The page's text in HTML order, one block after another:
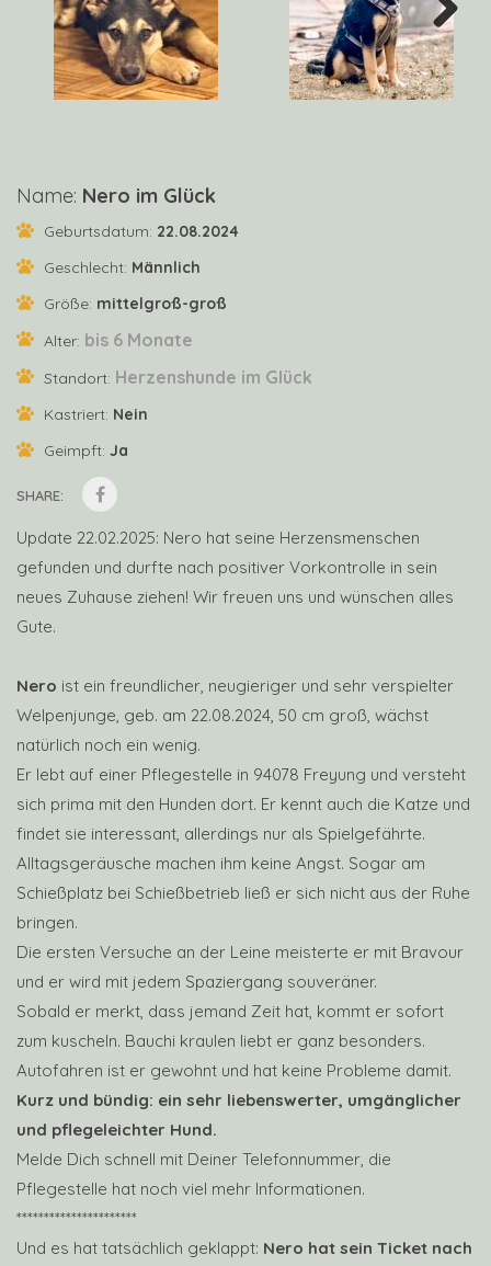
Next
Name: Nero im Glück
Geburtsdatum: 22.08.2024
Geschlecht: Männlich
Größe: mittelgroß-groß
Alter: bis 6 Monate
Standort: Herzenshunde im Glück
Kastriert: Nein
Geimpft: Ja
SHARE:
Update 22.02.2025: Nero hat seine Herzensmenschen
gefunden und durfte nach positiver Vorkontrolle in sein
neues Zuhause ziehen! Wir freuen uns und wünschen alles
Gute.
Nero ist ein freundlicher, neugieriger und sehr verspielter
Welpenjunge, geb. am 22.08.2024, 50 cm groß, wächst
natürlich noch ein wenig.
Er lebt auf einer Pflegestelle in 94078 Freyung und versteht
sich prima mit den Hunden dort. Er kennt auch die Katze und
findet sie interessant, allerdings nur als Spielgefährte.
Alltagsgeräusche machen ihm keine Angst. Sogar am
Schießplatz bei Schießbetrieb ließ er sich nicht aus der Ruhe
bringen.
Die ersten Versuche an der Leine meisterte er mit Bravour
und er wird mit jedem Spaziergang souveräner.
Sobald er merkt, dass jemand Zeit hat, kommt er sofort
zum kuscheln. Bauchi kraulen liebt er ganz besonders.
Autofahren ist er gewohnt und hat keine Probleme damit.
Kurz und bündig: ein sehr liebenswerter, umgänglicher
und pflegeleichter Hund.
Melde Dich schnell mit Deiner Telefonnummer, die
Pflegestelle hat noch viel mehr Informationen.
**********************
Und es hat tatsächlich geklappt: Nero hat sein Ticket nach